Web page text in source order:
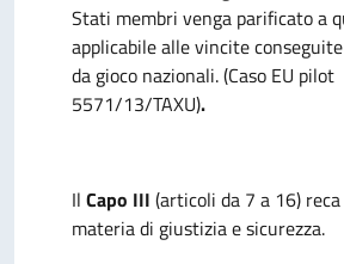
Stati membri venga parificato a
applicabile alle vincite
da gioco nazionali. (Caso EU pilot
5571/13/TAXU).
Il Capo III (articoli da 7 a 16)
materia di giustizia e sicurezza.